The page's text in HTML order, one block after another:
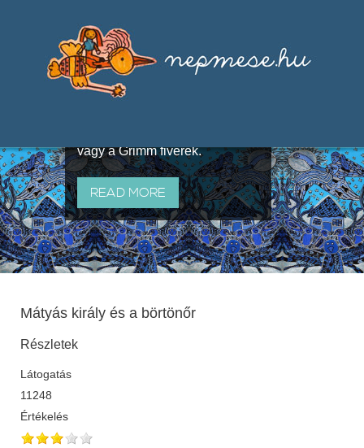
útján terjedő elbeszélésekből,
melyeket olyan ismert gyűjtők
állítottak össze, mint Benedek
vagy a Grimm fivérek.
READ MORE
Mátyás király és a börtönőr
Részletek
Látogatás
11248
Értékelés